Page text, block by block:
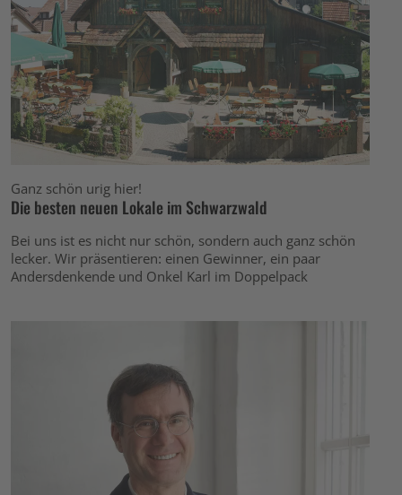
Ganz schön urig hier!
Die besten neuen Lokale im Schwarzwald
Bei uns ist es nicht nur schön, sondern auch ganz schön
lecker. Wir präsentieren: einen Gewinner, ein paar
Andersdenkende und Onkel Karl im Doppelpack